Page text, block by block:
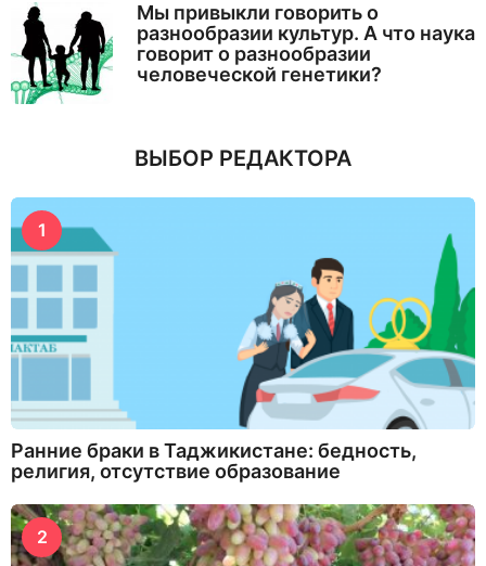
Мы привыкли говорить о
разнообразии культур. А что наука
говорит о разнообразии
человеческой генетики?
ВЫБОР РЕДАКТОРА
1
Ранние браки в Таджикистане: бедность,
религия, отсутствие образование
2